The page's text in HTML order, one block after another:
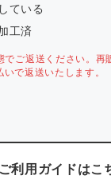
ている
工済
ご返送ください。再
で返送いたします。
ご利用ガイドはこ